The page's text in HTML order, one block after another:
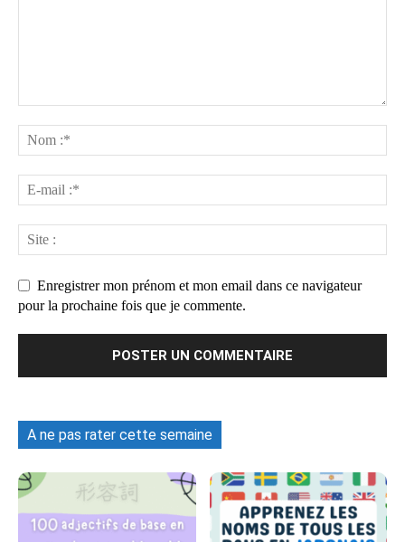
Enregistrer mon prénom et mon email dans ce navigateur
pour la prochaine fois que je commente.
A ne pas rater cette semaine